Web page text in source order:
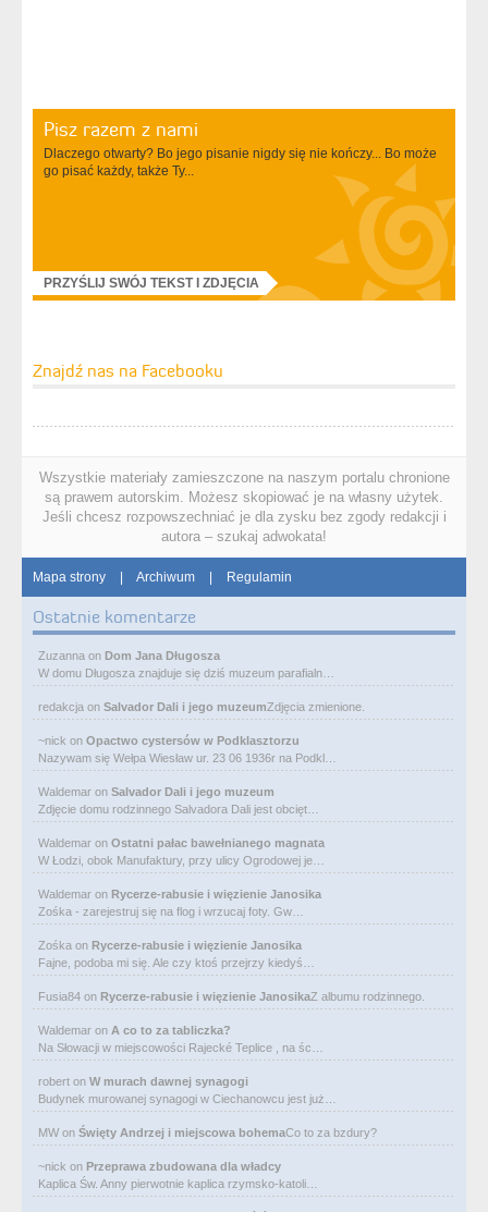
Pisz razem z nami
Dlaczego otwarty? Bo jego pisanie nigdy się nie kończy... Bo może
go pisać każdy, także Ty...
PRZYŚLIJ SWÓJ TEKST I ZDJĘCIA
Znajdź nas na Facebooku
Wszystkie materiały zamieszczone na naszym portalu chronione
są prawem autorskim. Możesz skopiować je na własny użytek.
Jeśli chcesz rozpowszechniać je dla zysku bez zgody redakcji i
autora – szukaj adwokata!
Mapa strony | Archiwum | Regulamin
Ostatnie komentarze
Zuzanna on Dom Jana Długosza
W domu Długosza znajduje się dziś muzeum parafialn…
redakcja on Salvador Dali i jego muzeumZdjęcia zmienione.
~nick on Opactwo cystersów w Podklasztorzu
Nazywam się Wełpa Wiesław ur. 23 06 1936r na Podkl…
Waldemar on Salvador Dali i jego muzeum
Zdjęcie domu rodzinnego Salvadora Dali jest obcięt…
Waldemar on Ostatni pałac bawełnianego magnata
W Łodzi, obok Manufaktury, przy ulicy Ogrodowej je…
Waldemar on Rycerze-rabusie i więzienie Janosika
Zośka - zarejestruj się na flog i wrzucaj foty. Gw…
Zośka on Rycerze-rabusie i więzienie Janosika
Fajne, podoba mi się. Ale czy ktoś przejrzy kiedyś…
Fusia84 on Rycerze-rabusie i więzienie JanosikaZ albumu rodzinnego.
Waldemar on A co to za tabliczka?
Na Słowacji w miejscowości Rajecké Teplice , na śc…
robert on W murach dawnej synagogi
Budynek murowanej synagogi w Ciechanowcu jest już…
MW on Święty Andrzej i miejscowa bohemaCo to za bzdury?
~nick on Przeprawa zbudowana dla władcy
Kaplica Św. Anny pierwotnie kaplica rzymsko-katoli…